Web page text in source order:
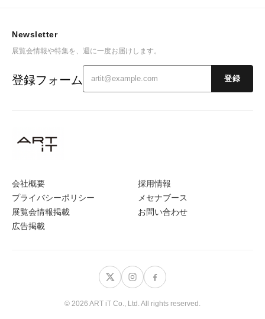
会社概要
プライバシーポリシー
展覧会情報掲載
広告掲載
採用情報
メセナブース
お問い合わせ
Newsletter
展覧会情報や特集を、週に一度お届けします。
登録フォーム 登録
© 2026 ART iT Co., Ltd. All rights reserved.